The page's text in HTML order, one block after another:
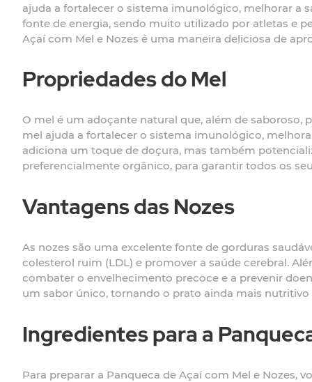
ajuda a fortalecer o sistema imunológico, melhorar a
fonte de energia, sendo muito utilizado por atletas e
Açaí com Mel e Nozes é uma maneira deliciosa de
Propriedades do Mel
O mel é um adoçante natural que, além de saboroso,
mel ajuda a fortalecer o sistema imunológico,
adiciona um toque de doçura, mas também
preferencialmente orgânico, para garantir todos os
Vantagens das Nozes
As nozes são uma excelente fonte de gorduras
colesterol ruim (LDL) e promover a saúde cerebral.
combater o envelhecimento precoce e a prevenir
um sabor único, tornando o prato ainda mais nutritivo
Ingredientes para a
Para preparar a Panqueca de Açaí com Mel e Nozes,